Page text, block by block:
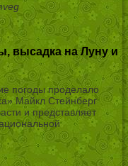
высадка на Луну и
погоды проделало
Майкл Стейнберг
и представляет